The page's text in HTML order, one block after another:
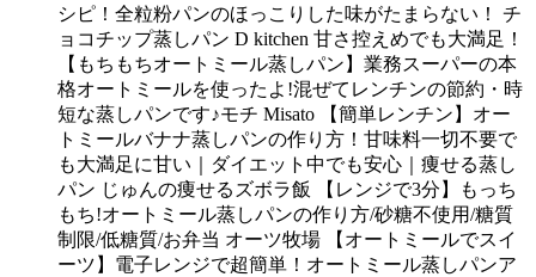
シピ！全粒粉パンのほっこりした味がたまらない！ チ
ョコチップ蒸しパン D kitchen 甘さ控えめでも大満足！
【もちもちオートミール蒸しパン】業務スーパーの本
格オートミールを使ったよ!混ぜてレンチンの節約・時
短な蒸しパンです♪モチ Misato 【簡単レンチン】オー
トミールバナナ蒸しパンの作り方！甘味料一切不要で
も大満足に甘い｜ダイエット中でも安心｜痩せる蒸し
パン じゅんの痩せるズボラ飯 【レンジで3分】もっち
もち!オートミール蒸しパンの作り方/砂糖不使用/糖質
制限/低糖質/お弁当 オーツ牧場 【オートミールでスイ
ーツ】電子レンジで超簡単！オートミール蒸しパンア